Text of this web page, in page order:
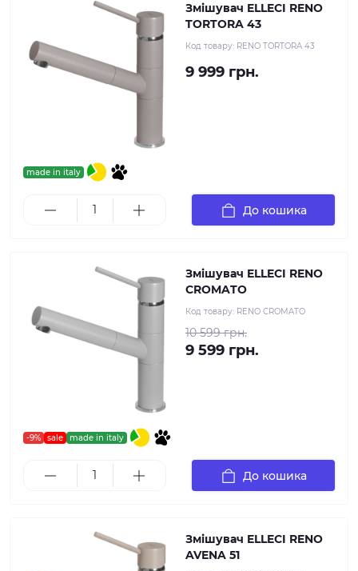
made in italy
Змішувач ELLECI RENO
TORTORA 43
Код товару: RENO TORTORA 43
9 999 грн.
До кошика
-9% sale made in italy
Змішувач ELLECI RENO
CROMATO
Код товару: RENO CROMATO
10 599 грн.
9 599 грн.
До кошика
Змішувач ELLECI RENO
AVENA 51